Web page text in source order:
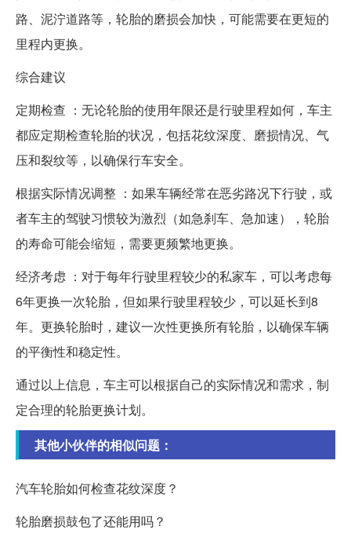
路、泥泞道路等，轮胎的磨损会加快，可能需要在更短的
里程内更换。
综合建议
定期检查 ：无论轮胎的使用年限还是行驶里程如何，车主
都应定期检查轮胎的状况，包括花纹深度、磨损情况、气
压和裂纹等，以确保行车安全。
根据实际情况调整 ：如果车辆经常在恶劣路况下行驶，或
者车主的驾驶习惯较为激烈（如急刹车、急加速），轮胎
的寿命可能会缩短，需要更频繁地更换。
经济考虑 ：对于每年行驶里程较少的私家车，可以考虑每
6年更换一次轮胎，但如果行驶里程较少，可以延长到8
年。更换轮胎时，建议一次性更换所有轮胎，以确保车辆
的平衡性和稳定性。
通过以上信息，车主可以根据自己的实际情况和需求，制
定合理的轮胎更换计划。
其他小伙伴的相似问题：
汽车轮胎如何检查花纹深度？
轮胎磨损鼓包了还能用吗？